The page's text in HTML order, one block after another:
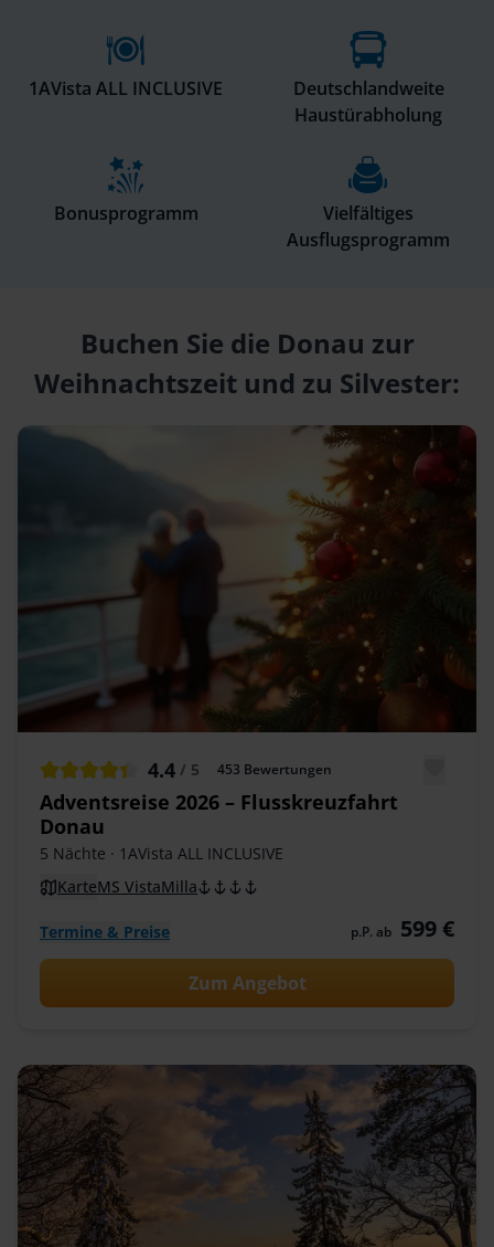
1AVista ALL INCLUSIVE
Deutschlandweite
Haustürabholung
Bonusprogramm
Vielfältiges
Ausflugsprogramm
Buchen Sie die Donau zur
Weihnachtszeit und zu Silvester:
4.4 / 5 453 Bewertungen
Adventsreise 2026 – Flusskreuzfahrt
Donau
5 Nächte · 1AVista ALL INCLUSIVE
KarteMS VistaMilla
Termine & Preise p.P. ab 599 €
Zum Angebot